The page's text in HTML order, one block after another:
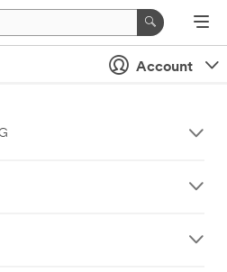
Account